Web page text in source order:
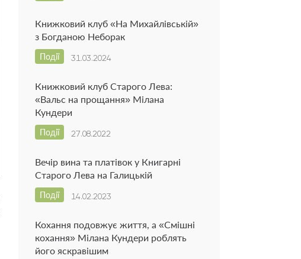
Книжковий клуб «На Михайлівській»
з Богданою Неборак
31.03.2024
Події
Книжковий клуб Старого Лева:
«Вальс на прощання» Мілана
Кундери
27.08.2022
Події
Вечір вина та платівок у Книгарні
Старого Лева на Галицькій
14.02.2023
Події
Кохання подовжує життя, а «Смішні
кохання» Мілана Кундери роблять
його яскравішим